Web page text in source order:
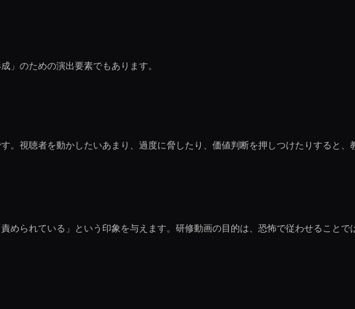
」のための演出要素でもあります。
。視聴者を動かしたいあまり、過度に脅したり、価値判断を押しつけたりすると、
られている」という印象を与えます。研修動画の目的は、恐怖で従わせることで